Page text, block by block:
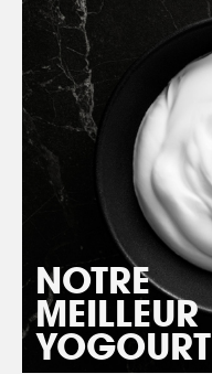
NOTRE
MEILLEUR
YOGOURT